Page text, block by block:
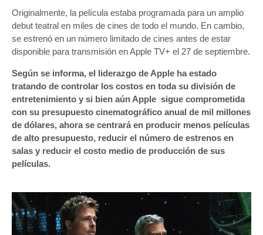
Originalmente, la película estaba programada para un amplio
debut teatral en miles de cines de todo el mundo. En cambio,
se estrenó en un número limitado de cines antes de estar
disponible para transmisión en Apple TV+ el 27 de septiembre.
Según se informa, el liderazgo de Apple ha estado
tratando de controlar los costos en toda su división de
entretenimiento y si bien aún Apple sigue comprometida
con su presupuesto cinematográfico anual de mil millones
de dólares, ahora se centrará en producir menos películas
de alto presupuesto, reducir el número de estrenos en
salas y reducir el costo medio de producción de sus
películas.